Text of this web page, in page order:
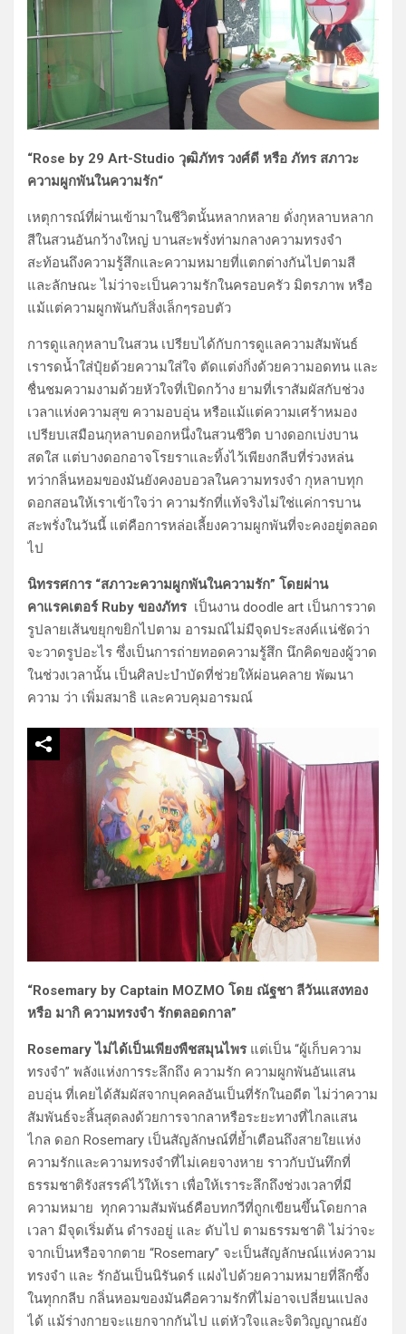
“Rose by 29 Art-Studio วุฒิภัทร วงศ์ดี หรือ ภัทร สภาวะ
ความผูกพันในความรัก“
เหตุการณ์ที่ผ่านเข้ามาในชีวิตนั้นหลากหลาย ดั่งกุหลาบหลาก
สีในสวนอันกว้างใหญ่ บานสะพรั่งท่ามกลางความทรงจำ
สะท้อนถึงความรู้สึกและความหมายที่แตกต่างกันไปตามสี
และลักษณะ ไม่ว่าจะเป็นความรักในครอบครัว มิตรภาพ หรือ
แม้แต่ความผูกพันกับสิ่งเล็กๆรอบตัว
การดูแลกุหลาบในสวน เปรียบได้กับการดูแลความสัมพันธ์
เรารดน้ำใส่ปุ๋ยด้วยความใส่ใจ ตัดแต่งกิ่งด้วยความอดทน และ
ชื่นชมความงามด้วยหัวใจที่เปิดกว้าง ยามที่เราสัมผัสกับช่วง
เวลาแห่งความสุข ความอบอุ่น หรือแม้แต่ความเศร้าหมอง
เปรียบเสมือนกุหลาบดอกหนึ่งในสวนชีวิต บางดอกเบ่งบาน
สดใส แต่บางดอกอาจโรยราและทิ้งไว้เพียงกลีบที่ร่วงหล่น
ทว่ากลิ่นหอมของมันยังคงอบอวลในความทรงจำ กุหลาบทุก
ดอกสอนให้เราเข้าใจว่า ความรักที่แท้จริงไม่ใช่แค่การบาน
สะพรั่งในวันนี้ แต่คือการหล่อเลี้ยงความผูกพันที่จะคงอยู่ตลอด
ไป
นิทรรศการ “สภาวะความผูกพันในความรัก” โดยผ่าน
คาแรคเตอร์ Ruby ของภัทร เป็นงาน doodle art เป็นการวาด
รูปลายเส้นขยุกขยิกไปตาม อารมณ์ไม่มีจุดประสงค์แน่ชัดว่า
จะวาดรูปอะไร ซึ่งเป็นการถ่ายทอดความรู้สึก นึกคิดของผู้วาด
ในช่วงเวลานั้น เป็นศิลปะบำบัดที่ช่วยให้ผ่อนคลาย พัฒนา
ความ ว่า เพิ่มสมาธิ และควบคุมอารมณ์
“Rosemary by Captain MOZMO โดย ณัฐชา ลีวันแสงทอง
หรือ มากิ ความทรงจำ รักตลอดกาล”
Rosemary ไม่ได้เป็นเพียงพืชสมุนไพรแต่เป็น “ผู้เก็บความ
ทรงจำ” พลังแห่งการระลึกถึง ความรัก ความผูกพันอันแสน
อบอุ่น ที่เคยได้สัมผัสจากบุคคลอันเป็นที่รักในอดีต ไม่ว่าความ
สัมพันธ์จะสิ้นสุดลงด้วยการจากลาหรือระยะทางที่ไกลแสน
ไกล ดอก Rosemary เป็นสัญลักษณ์ที่ย้ำเตือนถึงสายใยแห่ง
ความรักและความทรงจำที่ไม่เคยจางหาย ราวกับบันทึกที่
ธรรมชาติรังสรรค์ไว้ให้เรา เพื่อให้เราระลึกถึงช่วงเวลาที่มี
ความหมาย ทุกความสัมพันธ์คือบทกวีที่ถูกเขียนขึ้นโดยกาล
เวลา มีจุดเริ่มต้น ดำรงอยู่ และ ดับไป ตามธรรมชาติ ไม่ว่าจะ
จากเป็นหรือจากตาย “Rosemary” จะเป็นสัญลักษณ์แห่งความ
ทรงจำ และ รักอันเป็นนิรันดร์ แฝงไปด้วยความหมายที่ลึกซึ้ง
ในทุกกลีบ กลิ่นหอมของมันคือความรักที่ไม่อาจเปลี่ยนแปลง
ได้ แม้ร่างกายจะแยกจากกันไป แต่หัวใจและจิตวิญญาณยัง